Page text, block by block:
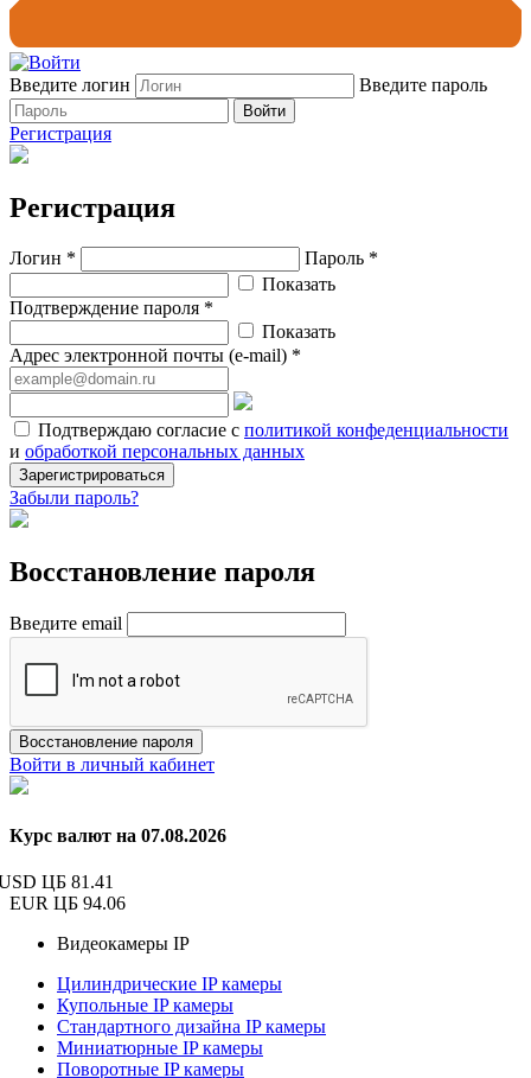
Введите логин Введите пароль
Войти
Регистрация
Регистрация
Логин *
Пароль *
Показать
Подтверждение пароля *
Показать
Адрес электронной почты (e-mail) *
Подтверждаю согласие с политикой конфеденциальности
и обработкой персональных данных
Зарегистрироваться
Забыли пароль?
Восстановление пароля
Введите email
Восстановление пароля
Войти в личный кабинет
Курс валют на 07.08.2026
ЦБ 81.41
EUR ЦБ 94.06
Видеокамеры IP
Цилиндрические IP камеры
Купольные IP камеры
Стандартного дизайна IP камеры
Миниатюрные IP камеры
Поворотные IP камеры